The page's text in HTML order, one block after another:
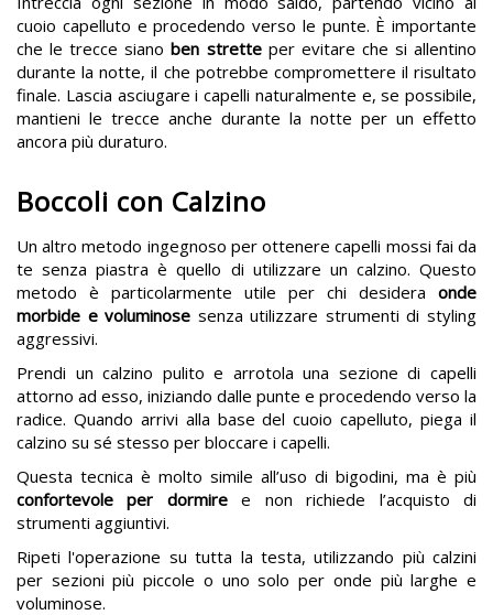
cuoio capelluto e procedendo verso le punte. È importante
che le trecce sianoben strette per evitare che si allentino
durante la notte, il che potrebbe compromettere il risultato
finale. Lascia asciugare i capelli naturalmente e, se possibile,
mantieni le trecce anche durante la notte per un effetto
ancora più duraturo.
Boccoli con Calzino
Un altro metodo ingegnoso per ottenere capelli mossi fai da
te senza piastra è quello di utilizzare un calzino. Questo
metodo è particolarmente utile per chi desidera onde
morbide e voluminose senza utilizzare strumenti di styling
aggressivi.
Prendi un calzino pulito e arrotola una sezione di capelli
attorno ad esso, iniziando dalle punte e procedendo verso la
radice. Quando arrivi alla base del cuoio capelluto, piega il
calzino su sé stesso per bloccare i capelli.
Questa tecnica è molto simile all’uso di bigodini, ma è più
confortevole per dormiree non richiede l’acquisto di
strumenti aggiuntivi.
Ripeti l'operazione su tutta la testa, utilizzando più calzini
per sezioni più piccole o uno solo per onde più larghe e
voluminose.